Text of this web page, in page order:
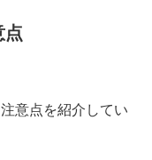
点
意点を紹介してい